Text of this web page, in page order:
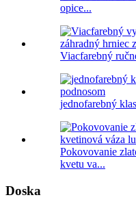
opice...
Viacfarebný
jednofarebný
Pokovovanie
kvetu va...
Doska